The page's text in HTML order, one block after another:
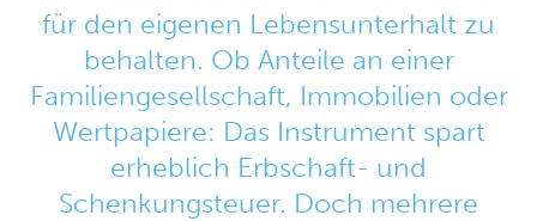
für den eigenen Lebensunterhalt zu
behalten. Ob Anteile an einer
Familiengesellschaft, Immobilien oder
Wertpapiere: Das Instrument spart
erheblich Erbschaft- und
Schenkungsteuer. Doch mehrere